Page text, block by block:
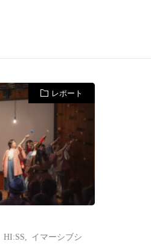
レポート
HI:SS
イマーシブシ